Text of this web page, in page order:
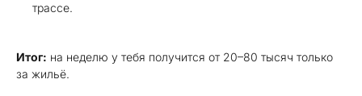
трассе.
Итог: на неделю у тебя получится от 20–80 тысяч только
за жильё.